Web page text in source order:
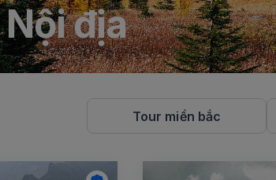
địa
Tour miền bắc